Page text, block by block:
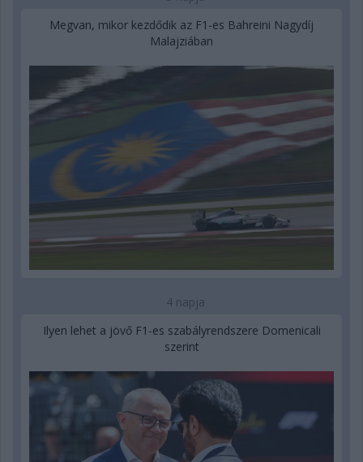
Megvan, mikor kezdődik az F1-es Bahreini Nagydíj
Malajziában
4 napja
Ilyen lehet a jövő F1-es szabályrendszere Domenicali
szerint